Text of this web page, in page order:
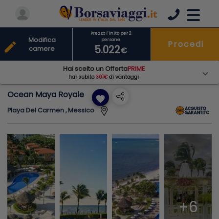
Ocean Maya Royale favorite
Playa Del Carmen , Messico
+6
Prezzo Finito per 2
persone
5.022€
Procedi
edit
Modifica
camere
Hai scelto un OffertaPRIME
hai subito301€ di vantaggi